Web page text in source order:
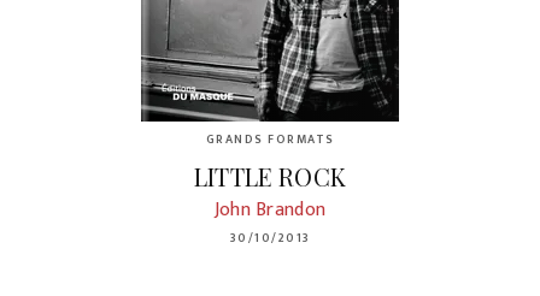
GRANDS FORMATS
LITTLE ROCK
John Brandon
30/10/2013